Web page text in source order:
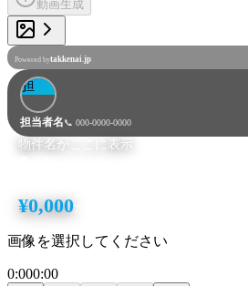
動画生成
Powered bytakkenai.jp
担
担当者名📞 000-0000-0000
物件名がここに表示
¥0,000
画像を選択してください
0:000:00